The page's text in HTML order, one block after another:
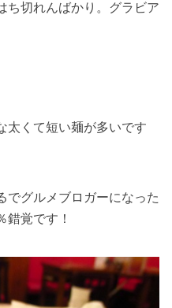
ち切れんばかり。グラビア
太くて短い麺が多いです
でグルメブロガーになった
錯覚です！